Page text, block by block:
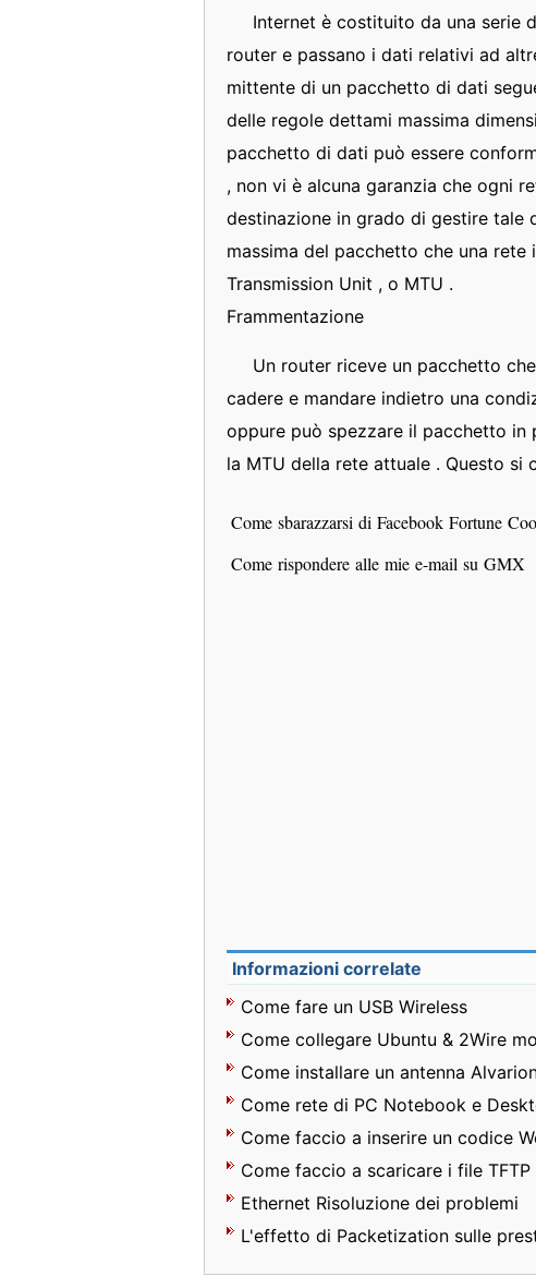
Internet è costituito da una serie
router e passano i dati relativi ad
mittente di un pacchetto di dati
delle regole dettami massima
pacchetto di dati può essere
, non vi è alcuna garanzia che ogni
destinazione in grado di gestire tale
massima del pacchetto che una
Transmission Unit , o MTU .
Frammentazione
Un router riceve un pacchetto
cadere e mandare indietro una
oppure può spezzare il pacchetto
la MTU della rete attuale . Questo si
Come sbarazzarsi di Facebook Fortune
Come rispondere alle mie e-mail su GMX
Informazioni correlate
Come fare un USB Wireless
Come collegare Ubuntu & 2Wire
Come installare un antenna
Come rete di PC Notebook e
Come faccio a inserire un codice
Come faccio a scaricare i file
Ethernet Risoluzione dei problemi
L'effetto di Packetization sulle